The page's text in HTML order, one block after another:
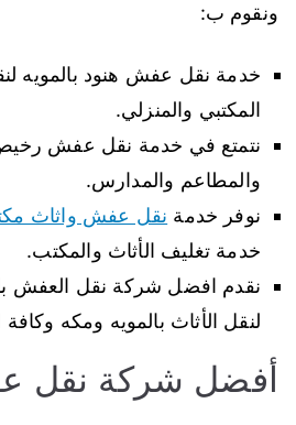
ونقوم ب:
خدمة نقل عفش هنود بالمويه
المكتبي والمنزلي.
نتمتع في خدمة نقل عفش
والمطاعم والمدارس.
نوفر خدمة نقل عفش واثاث
خدمة تغليف الأثاث والمكتب.
نقدم افضل شركة نقل العفش
لنقل الأثاث بالمويه ومكه
أفضل شركة نقل